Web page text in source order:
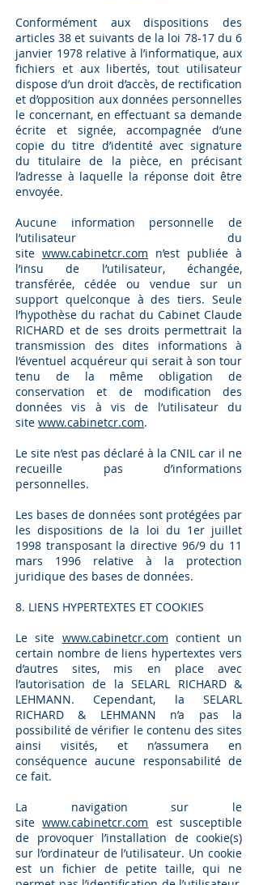
Conformément aux dispositions des
articles 38 et suivants de la loi 78-17 du 6
janvier 1978 relative à l’informatique, aux
fichiers et aux libertés, tout utilisateur
dispose d’un droit d’accès, de rectification
et d’opposition aux données personnelles
le concernant, en effectuant sa demande
écrite et signée, accompagnée d’une
copie du titre d’identité avec signature
du titulaire de la pièce, en précisant
l’adresse à laquelle la réponse doit être
envoyée.
Aucune information personnelle de
l’utilisateur du
site www.cabinetcr.com n’est publiée à
l’insu de l’utilisateur, échangée,
transférée, cédée ou vendue sur un
support quelconque à des tiers. Seule
l’hypothèse du rachat du Cabinet Claude
RICHARD et de ses droits permettrait la
transmission des dites informations à
l’éventuel acquéreur qui serait à son tour
tenu de la même obligation de
conservation et de modification des
données vis à vis de l’utilisateur du
site www.cabinetcr.com.
Le site n’est pas déclaré à la CNIL car il ne
recueille pas d’informations
personnelles.
Les bases de données sont protégées par
les dispositions de la loi du 1er juillet
1998 transposant la directive 96/9 du 11
mars 1996 relative à la protection
juridique des bases de données.
8. LIENS HYPERTEXTES ET COOKIES
Le site www.cabinetcr.com contient un
certain nombre de liens hypertextes vers
d’autres sites, mis en place avec
l’autorisation de la SELARL RICHARD &
LEHMANN. Cependant, la SELARL
RICHARD & LEHMANN n’a pas la
possibilité de vérifier le contenu des sites
ainsi visités, et n’assumera en
conséquence aucune responsabilité de
ce fait.
La navigation sur le
sitewww.cabinetcr.com est susceptible
de provoquer l’installation de cookie(s)
sur l’ordinateur de l’utilisateur. Un cookie
est un fichier de petite taille, qui ne